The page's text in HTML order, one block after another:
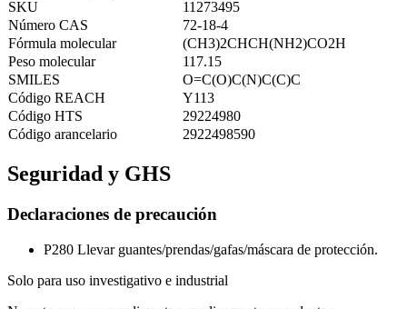
SKU
11273495
Número CAS
72-18-4
Fórmula molecular
(CH3)2CHCH(NH2)CO2H
Peso molecular
117.15
SMILES
O=C(O)C(N)C(C)C
Código REACH
Y113
Código HTS
29224980
Código arancelario
2922498590
Seguridad y GHS
Declaraciones de precaución
P280 Llevar guantes/prendas/gafas/máscara de protección.
Solo para uso investigativo e industrial